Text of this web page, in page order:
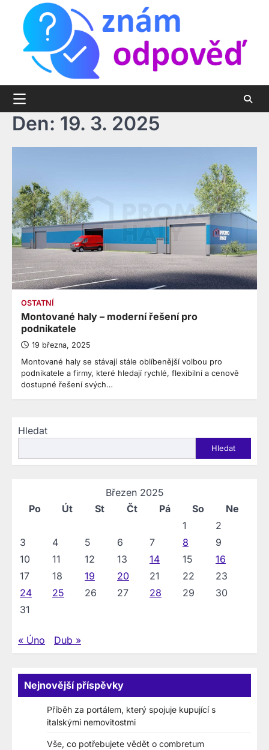
content
Den: 19. 3. 2025
OSTATNÍ
Montované haly – moderní řešení pro
podnikatele
19 března, 2025
Montované haly se stávají stále oblíbenější volbou pro
podnikatele a firmy, které hledají rychlé, flexibilní a cenově
dostupné řešení svých…
Hledat
Hledat
Březen 2025
Po
Út St Čt Pá So
Ne
1
2
3
4 5 6 7 8
9
10
11 12 13 14 15
16
17
18 19 20 21 22
23
24
25 26 27 28 29
30
31
« Úno Dub »
Nejnovější příspěvky
Příběh za portálem, který spojuje kupující s
italskými nemovitostmi
Vše, co potřebujete vědět o combretum